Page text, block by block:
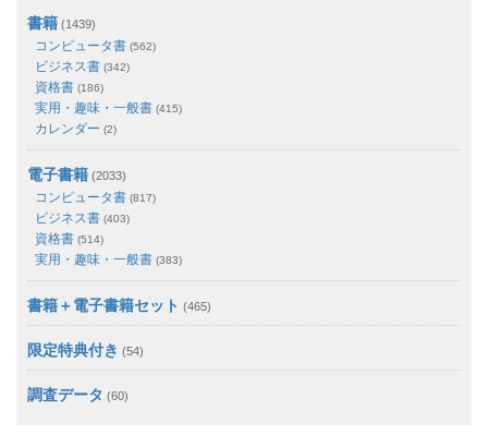
書籍 (1439)
コンピュータ書 (562)
ビジネス書 (342)
資格書 (186)
実用・趣味・一般書 (415)
カレンダー (2)
電子書籍 (2033)
コンピュータ書 (817)
ビジネス書 (403)
資格書 (514)
実用・趣味・一般書 (383)
書籍＋電子書籍セット (465)
限定特典付き (54)
調査データ (60)